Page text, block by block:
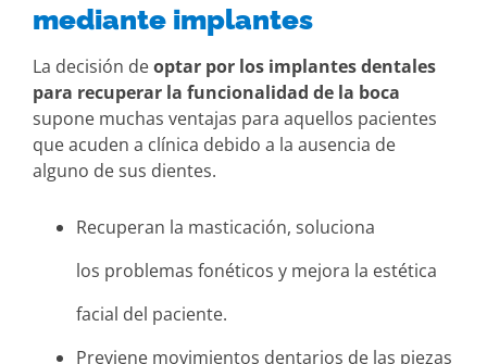
mediante implantes
La decisión deoptar por los implantes dentales
para recuperar la funcionalidad de la boca
supone muchas ventajas para aquellos pacientes
que acuden a clínica debido a la ausencia de
alguno de sus dientes.
Recuperan la masticación, soluciona
los problemas fonéticos y mejora la estética
facial del paciente.
Previene movimientos dentarios de las piezas